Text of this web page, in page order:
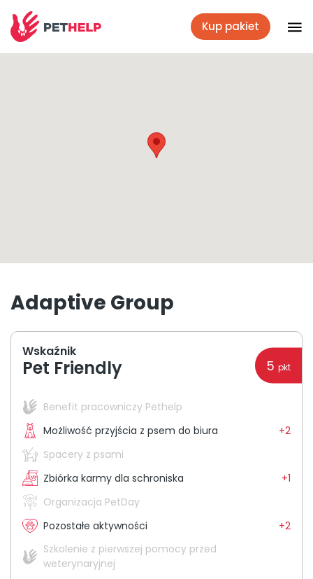
+48 790 277 277
Benefit dla firm
Kup pakiet
Adaptive Group
Wskaźnik
Pet Friendly 5 pkt
Benefit pracowniczy Pethelp
Możliwość przyjścia z psem do biura
+2
Spacery z psami
Zbiórka karmy dla schroniska
+1
Organizacja PetDay
Pozostałe aktywności
+2
Szkolenie z pierwszej pomocy przed
weterynaryjnej